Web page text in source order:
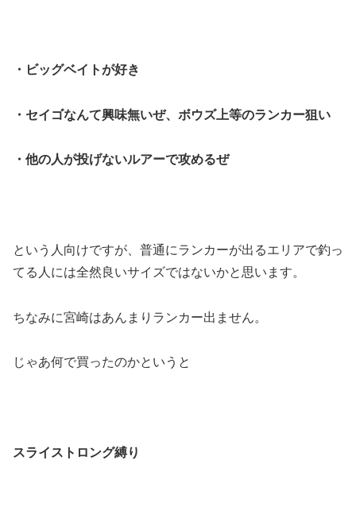
・ビッグベイトが好き
・セイゴなんて興味無いぜ、ボウズ上等のランカー狙い
・他の人が投げないルアーで攻めるぜ
という人向けですが、普通にランカーが出るエリアで釣っ
てる人には全然良いサイズではないかと思います。
ちなみに宮崎はあんまりランカー出ません。
じゃあ何で買ったのかというと
スライストロング縛り